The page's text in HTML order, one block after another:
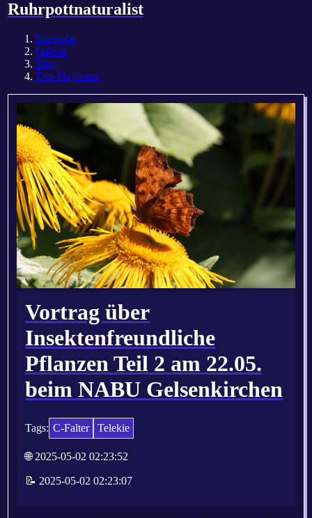
Ruhrpottnaturalist
Startseite
Galerie
Blog
Top-Playlisten
Vortrag über
Insektenfreundliche
Pflanzen Teil 2 am 22.05.
beim NABU Gelsenkirchen
Tags: C-Falter Telekie
🌐 2025-05-02 02:23:52
📝 2025-05-02 02:23:07